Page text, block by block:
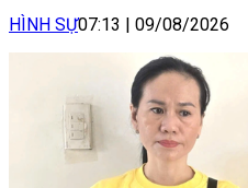
HÌNH SỰ07:13 | 09/08/2026